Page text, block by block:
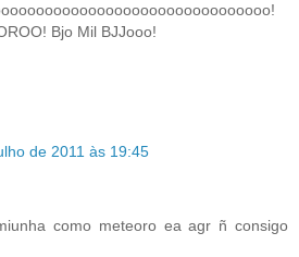
Bjo Mil BJJooo!
de 2011 às 19:45
como meteoro ea agr ñ consigo